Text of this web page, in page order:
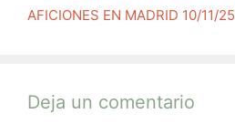
AFICIONES EN MADRID 10/11/25
Deja un comentario